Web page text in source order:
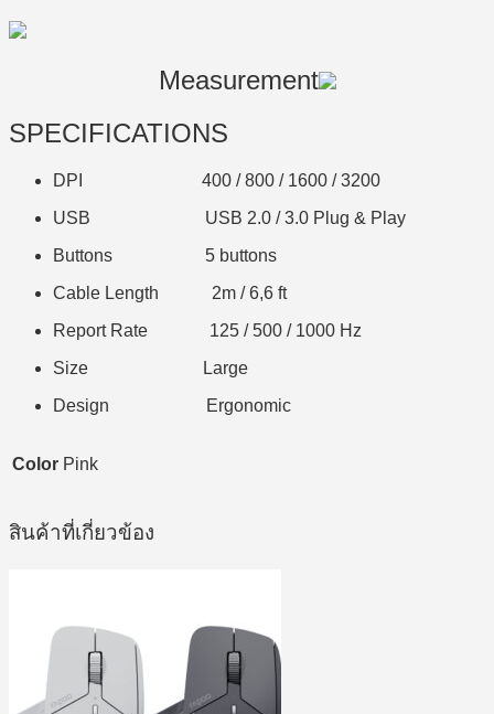
Measurement
SPECIFICATIONS
DPI 400 / 800 / 1600 / 3200
USB USB 2.0 / 3.0 Plug & Play
Buttons 5 buttons
Cable Length 2m / 6,6 ft
Report Rate 125 / 500 / 1000 Hz
Size Large
Design Ergonomic
Color Pink
สินค้าที่เกี่ยวข้อง